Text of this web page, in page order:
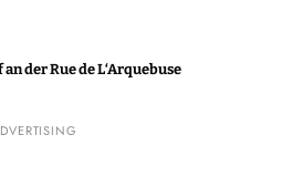
an der Rue de L‘Arquebuse